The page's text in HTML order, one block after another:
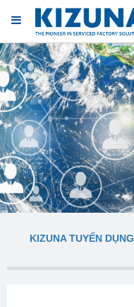
KIZUNA TUYỂN DỤNG